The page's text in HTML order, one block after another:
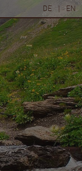
DE | EN